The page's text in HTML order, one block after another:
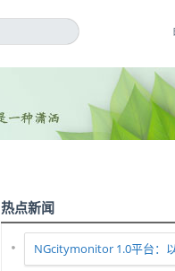
热点新闻
NGcitymonitor 1.0平台：